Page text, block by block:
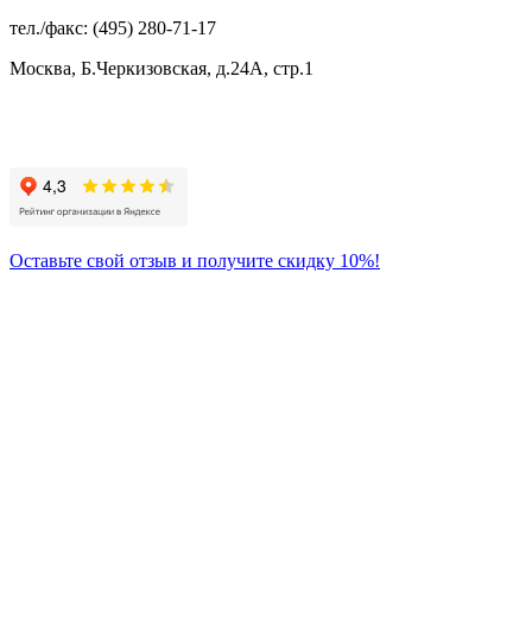
тел./факс: (495) 280-71-17
Москва, Б.Черкизовская, д.24А, стр.1
Оставьте свой отзыв и получите скидку 10%!